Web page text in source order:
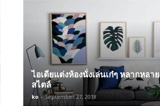
ไอเดียแต่งห้องนั่งเล่นเก๋ๆ หลากหลาย
สไตล์
ko - September 27, 2018